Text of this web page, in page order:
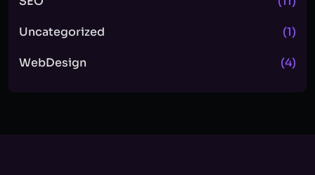
Uncategorized (1)
WebDesign (4)